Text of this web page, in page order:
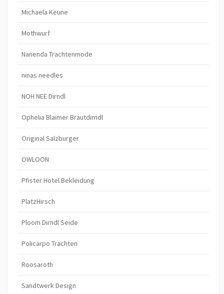
Michaela Keune
Mothwurf
Nanenda Trachtenmode
ninas needles
NOH NEE Dirndl
Ophelia Blaimer Brautdirndl
Original Salzburger
OWLOON
Pfister Hotel Bekleidung
PlatzHirsch
Ploom Dirndl Seide
Policarpo Trachten
Roosaroth
Sandtwerk Design